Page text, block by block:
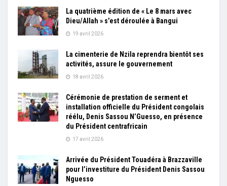
La quatrième édition de « Le 8 mars avec
Dieu/Allah » s’est déroulée à Bangui
19 avril 2026
La cimenterie de Nzila reprendra bientôt ses
activités, assure le gouvernement
18 avril 2026
Cérémonie de prestation de serment et
installation officielle du Président congolais
réélu, Denis Sassou N’Guesso, en présence
du Président centrafricain
17 avril 2026
Arrivée du Président Touadéra à Brazzaville
pour l’investiture du Président Denis Sassou
Nguesso